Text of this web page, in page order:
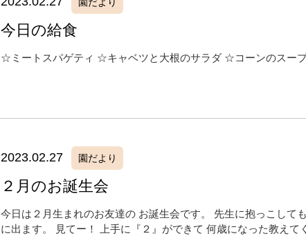
園だより
今日の給食
☆ミートスパゲティ ☆キャベツと大根のサラダ ☆コーンのスー
2023.02.27 園だより
２月のお誕生会
今日は２月生まれのお友達の お誕生会です。 先生に抱っこして
に出ます。 見てー！ 上手に『２』ができて 何歳になった教えて